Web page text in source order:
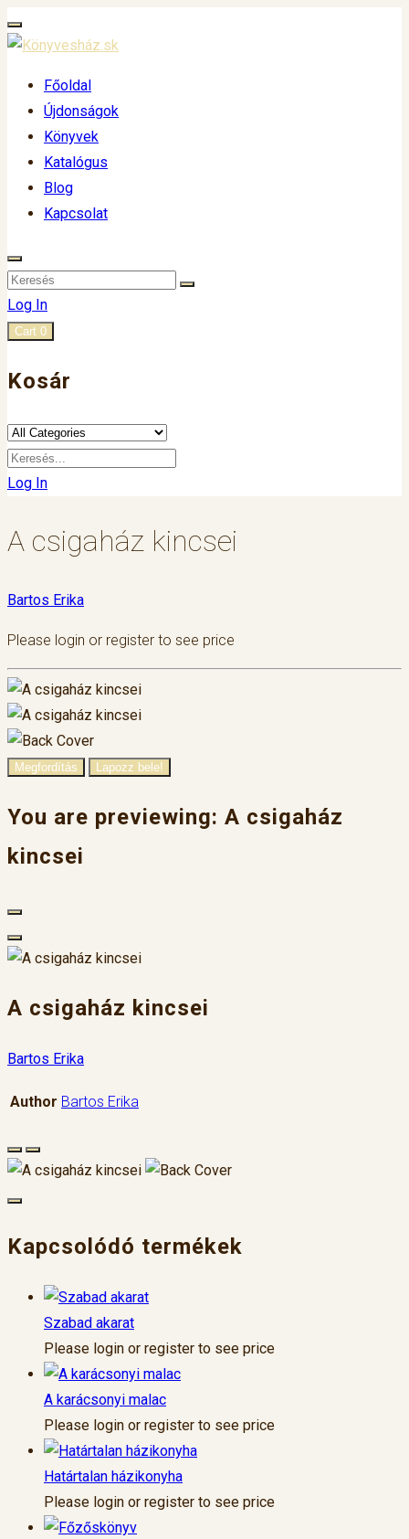
Főoldal
Újdonságok
Könyvek
Katalógus
Blog
Kapcsolat
Log In
Cart 0
Kosár
Log In
A csigaház kincsei
Bartos Erika
Please login or register to see price
Megfordítás Lapozz bele!
You are previewing: A csigaház
kincsei
A csigaház kincsei
Bartos Erika
Author Bartos Erika
Kapcsolódó termékek
Szabad akarat
Please login or register to see price
A karácsonyi malac
Please login or register to see price
Határtalan házikonyha
Please login or register to see price